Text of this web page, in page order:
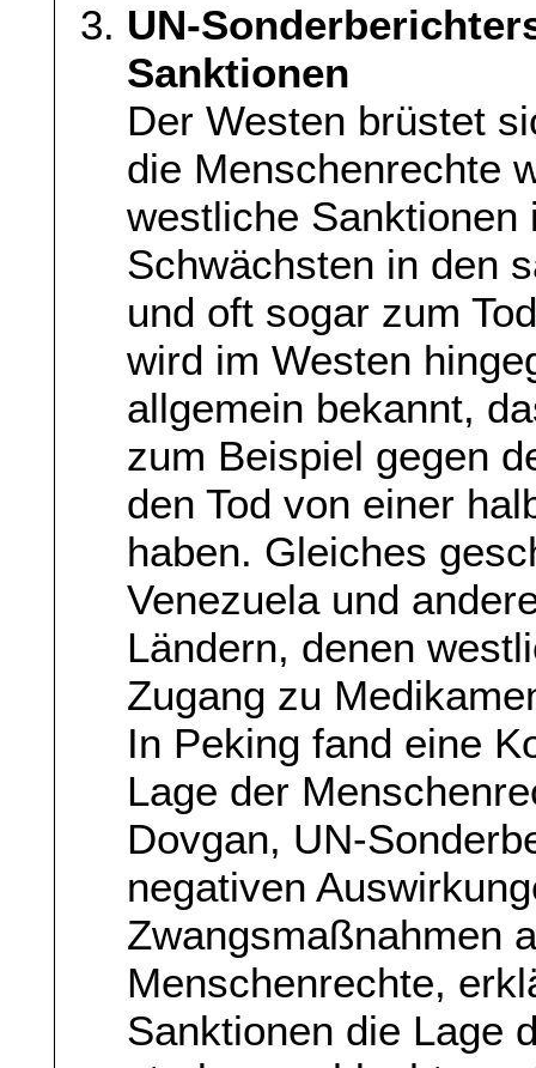
UN-
Sanktionen
Der Westen brüstet
die Menschenrechte
westliche
Schwächsten in den
und oft sogar zum
wird im Westen
allgemein bekannt,
zum Beispiel gegen
den Tod von einer
haben. Gleiches
Venezuela und
Ländern, denen
Zugang zu
In Peking fand eine
Lage der
Dovgan, UN-
negativen
Zwangsmaßnahmen
Menschenrechte,
Sanktionen die Lage